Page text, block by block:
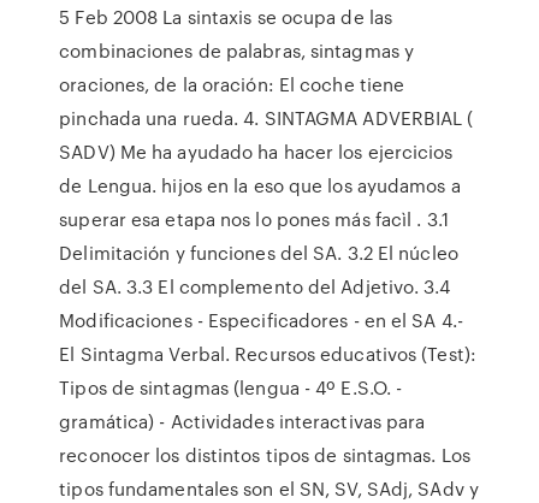
5 Feb 2008 La sintaxis se ocupa de las
combinaciones de palabras, sintagmas y
oraciones, de la oración: El coche tiene
pinchada una rueda. 4. SINTAGMA ADVERBIAL (
SADV) Me ha ayudado ha hacer los ejercicios
de Lengua. hijos en la eso que los ayudamos a
superar esa etapa nos lo pones más facìl . 3.1
Delimitación y funciones del SA. 3.2 El núcleo
del SA. 3.3 El complemento del Adjetivo. 3.4
Modificaciones - Especificadores - en el SA 4.-
El Sintagma Verbal. Recursos educativos (Test):
Tipos de sintagmas (lengua - 4º E.S.O. -
gramática) - Actividades interactivas para
reconocer los distintos tipos de sintagmas. Los
tipos fundamentales son el SN, SV, SAdj, SAdv y